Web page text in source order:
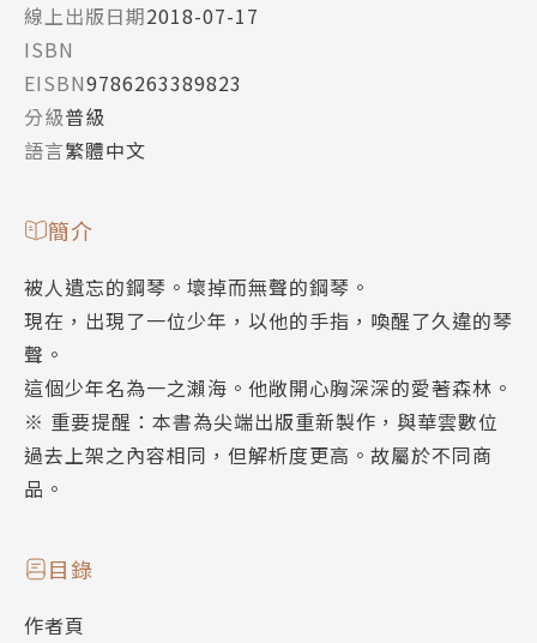
線上出版日期2018-07-17
ISBN
EISBN9786263389823
分級普級
語言繁體中文
簡介
被人遺忘的鋼琴。壞掉而無聲的鋼琴。
現在，出現了一位少年，以他的手指，喚醒了久違的琴
聲。
這個少年名為一之瀨海。他敞開心胸深深的愛著森林。
※ 重要提醒：本書為尖端出版重新製作，與華雲數位
過去上架之內容相同，但解析度更高。故屬於不同商
品。
目錄
作者頁